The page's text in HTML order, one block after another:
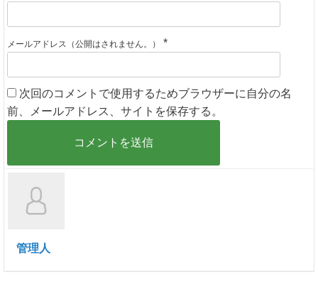
メールアドレス（公開はされません。） *
次回のコメントで使用するためブラウザーに自分の名
前、メールアドレス、サイトを保存する。
管理人